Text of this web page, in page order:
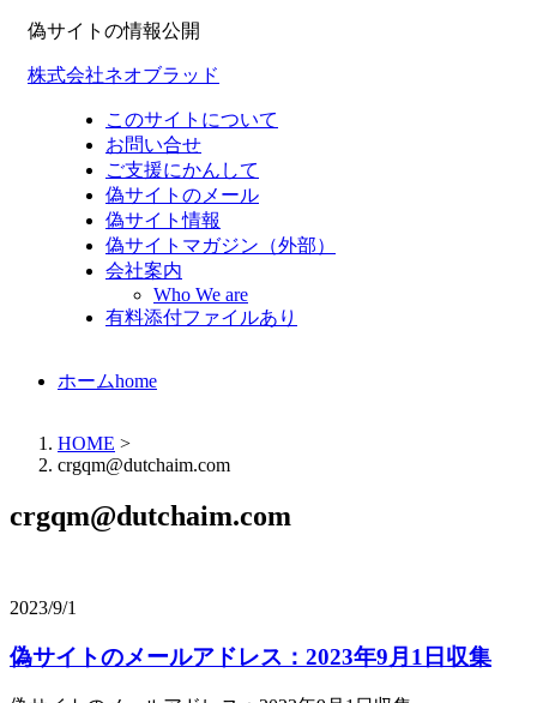
偽サイトの情報公開
株式会社ネオブラッド
このサイトについて
お問い合せ
ご支援にかんして
偽サイトのメール
偽サイト情報
偽サイトマガジン（外部）
会社案内
Who We are
有料添付ファイルあり
ホームhome
HOME >
crgqm@dutchaim.com
crgqm@dutchaim.com
2023/9/1
偽サイトのメールアドレス：2023年9月1日収集